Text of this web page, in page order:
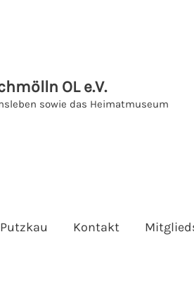
OL e.V.
sowie das Heimatmuseum
Kontakt